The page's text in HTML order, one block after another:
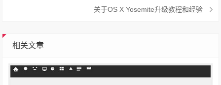
关于OS X Yosemite升级教程和经验
相关文章